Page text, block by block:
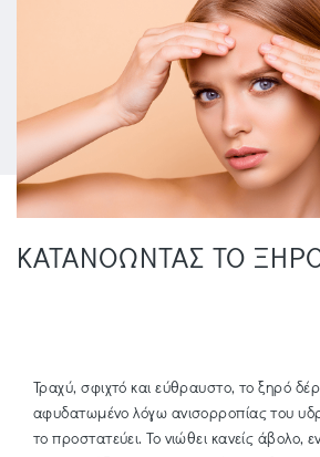
ΚΑΤΑΝΟΩΝΤΑΣ ΤΟ
Τραχύ, σφιχτό και εύθραυστο, το ξηρό
αφυδατωμένο λόγω ανισορροπίας του
το προστατεύει. Το νιώθει κανείς άβολο,